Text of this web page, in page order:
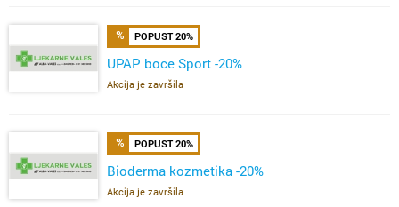
POPUST 20%
UPAP boce Sport -20%
Akcija je završila
POPUST 20%
Bioderma kozmetika -20%
Akcija je završila